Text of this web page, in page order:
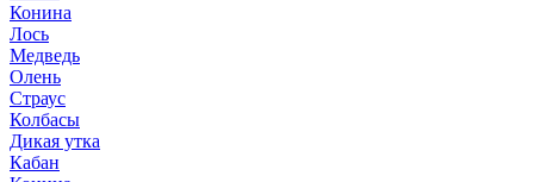
Конина
Лось
Медведь
Олень
Страус
Колбасы
Дикая утка
Кабан